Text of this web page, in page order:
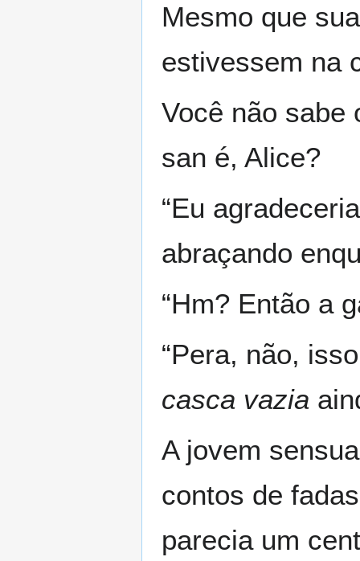
Mesmo que
estivessem na
Você não sabe
san é, Alice?
“Eu
abraçando
“Hm? Então a
“Pera, não,
casca vazia
A jovem
contos de
parecia um